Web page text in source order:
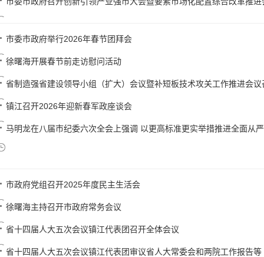
市委市政府举行2026年春节团拜会
徐曙海开展春节前走访慰问活动
省制造强省建设领导小组（扩大）会议暨补短板技术攻关工作推进会议
镇江召开2026年迎新春军政座谈会
马明龙在八届市纪委六次全会上强调 以更高标准更实举措推进全面从
市政府党组召开2025年度民主生活会
徐曙海主持召开市政府常务会议
省十四届人大五次会议镇江代表团召开全体会议
省十四届人大五次会议镇江代表团审议省人大常委会和两院工作报告等